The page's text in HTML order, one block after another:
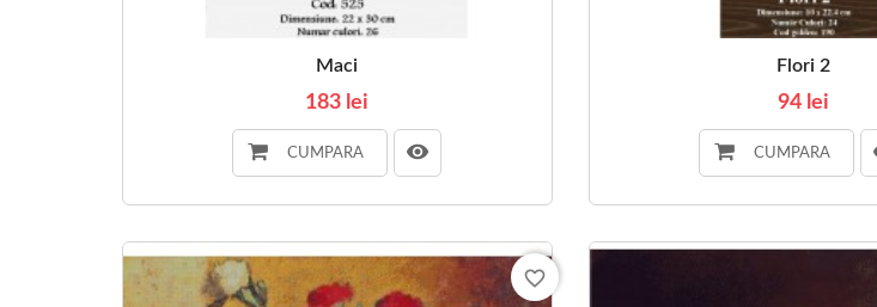
Maci
183 lei
CUMPARA
Flori 2
94 lei
CUMPARA
favorite_border